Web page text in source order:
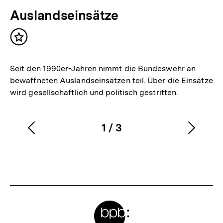
Auslandseinsätze
Inhalt
Seit den 1990er-Jahren nimmt die Bundeswehr an
bewaffneten Auslandseinsätzen teil. Über die Einsätze
wird gesellschaftlich und politisch gestritten.
Karussellinhalt
1
von
/ 3
Vorherigen